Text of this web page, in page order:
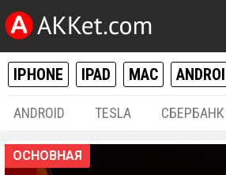
IPHONE IPAD MAC
ANDROID TESLA СБЕРБАНК
ОСНОВНАЯ